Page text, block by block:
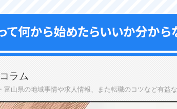
ラム
富山県の地域事情や求人情報、また転職のコツなど有益